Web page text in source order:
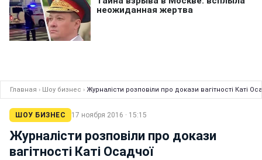
Главная › Шоу бизнес › Журналісти розповіли про докази вагітності Каті
ШОУ БИЗНЕС 17 ноября 2016 · 15:15
Журналісти розповіли про докази
вагітності Каті Осадчої